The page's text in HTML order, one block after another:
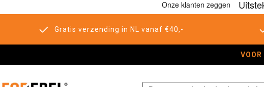
Gratis verzending in NL vanaf €40,-
VOOR